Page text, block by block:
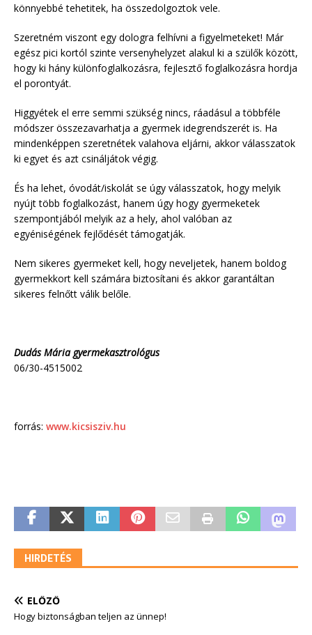
könnyebbé tehetitek, ha összedolgoztok vele.
Szeretném viszont egy dologra felhívni a figyelmeteket! Már
egész pici kortól szinte versenyhelyzet alakul ki a szülők között,
hogy ki hány különfoglalkozásra, fejlesztő foglalkozásra hordja
el porontyát.
Higgyétek el erre semmi szükség nincs, ráadásul a többféle
módszer összezavarhatja a gyermek idegrendszerét is. Ha
mindenképpen szeretnétek valahova eljárni, akkor válasszatok
ki egyet és azt csináljátok végig.
És ha lehet, óvodát/iskolát se úgy válasszatok, hogy melyik
nyújt több foglalkozást, hanem úgy hogy gyermeketek
szempontjából melyik az a hely, ahol valóban az
egyéniségének fejlődését támogatják.
Nem sikeres gyermeket kell, hogy neveljetek, hanem boldog
gyermekkort kell számára biztosítani és akkor garantáltan
sikeres felnőtt válik belőle.
Dudás Mária gyermekasztrológus
06/30-4515002
forrás: www.kicsisziv.hu
HIRDETÉS
ELŐZŐ
Hogy biztonságban teljen az ünnep!